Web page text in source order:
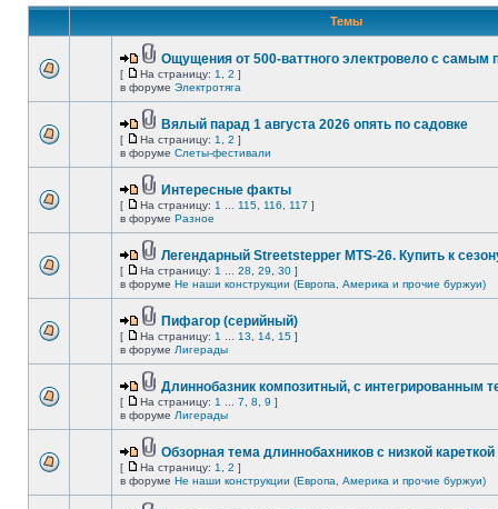
Темы
Ощущения от 500-ваттного электровело с самым
[ На страницу: 1 2 ]
в форуме Электротяга
Вялый парад 1 августа 2026 опять по садовке
[ На страницу: 1 2 ]
в форуме Слеты-фестивали
Интересные факты
[ На страницу: 1 115 116 117 ]
в форуме Разное
Легендарный Streetstepper MTS-26. Купить к
[ На страницу: 1 28 29 30 ]
в форуме Не наши конструкции (Европа, Америка и прочие буржуи)
Пифагор (серийный)
[ На страницу: 1 13 14 15 ]
в форуме Лигерады
Длиннобазник композитный, с интегрированным
[ На страницу: 1 7 8 9 ]
в форуме Лигерады
Обзорная тема длиннобахников с низкой кареткой
[ На страницу: 1 2 ]
в форуме Не наши конструкции (Европа, Америка и прочие буржуи)